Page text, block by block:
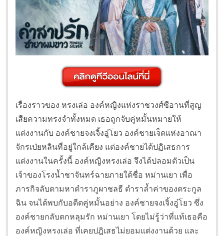
เรื่องราวของ หรงเล่อ องค์หญิงแห่งราชวงศ์ซีอานที่สูญ
เสียความทรงจำทั้งหมด เธอถูกจับคู่หมั้นหมายให้
แต่งงานกับ องค์ชายจงเจิ้งอู๋โยว องค์ชายเจ็ดแห่งอาณา
จักรเป่ยหลินที่อยู่ใกล้เคียง แต่องค์ชายได้ปฏิเสธการ
แต่งงานในครั้งนี้ องค์หญิงหรงเล่อ จึงได้ปลอมตัวเป็น
เจ้าของโรงน้ำชาจันทร์ฉายภายใต้ชื่อ หม่านเยา เพื่อ
ภารกิจลับตามหาตำราภูผาชลธี ตำราล้ำค่าของตระกูล
ฉิน จนได้พบกับอดีตคู่หมั้นอย่าง องค์ชายจงเจิ้งอู๋โยว ซึ่ง
องค์ชายกลับตกหลุมรัก หม่านเยา โดยไม่รู้ว่าที่แท้เธอคือ
องค์หญิงหรงเล่อ ที่เคยปฎิเสธไม่ยอมแต่งงานด้วย และ